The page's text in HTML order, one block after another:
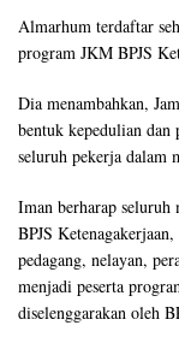
Almarhum terdaftar
program JKM BPJS
Dia menambahkan,
bentuk kepedulian dan
seluruh pekerja dalam
Iman berharap seluruh
BPJS
pedagang, nelayan,
menjadi peserta
diselenggarakan oleh